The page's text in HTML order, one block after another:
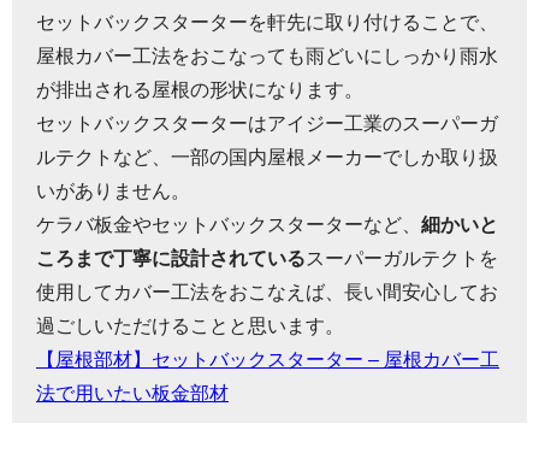
セットバックスターターを軒先に取り付けることで、
屋根カバー工法をおこなっても雨どいにしっかり雨水
が排出される屋根の形状になります。
セットバックスターターはアイジー工業のスーパーガ
ルテクトなど、一部の国内屋根メーカーでしか取り扱
いがありません。
ケラバ板金やセットバックスターターなど、 細かいと
ころまで丁寧に設計されているスーパーガルテクトを
使用してカバー工法をおこなえば、長い間安心してお
過ごしいただけることと思います。
【屋根部材】セットバックスターター – 屋根カバー工
法で用いたい板金部材